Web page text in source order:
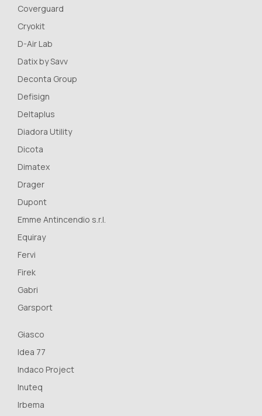
Coverguard
Cryokit
D-Air Lab
Datix by Savv
Deconta Group
Defisign
Deltaplus
Diadora Utility
Dicota
Dimatex
Drager
Dupont
Emme Antincendio s.r.l.
Equiray
Fervi
Firek
Gabri
Garsport
Giasco
Idea 77
Indaco Project
Inuteq
Irbema